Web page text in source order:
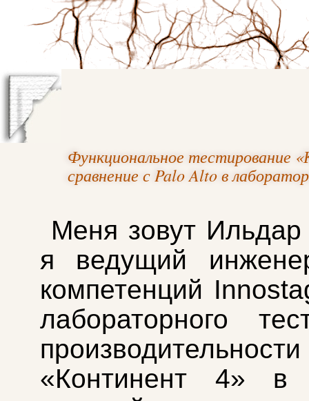
Функциональное
сравнение с Palo Alto в
Меня зовут
я ведущий
компетенций
лабораторного
«Континент 4» в